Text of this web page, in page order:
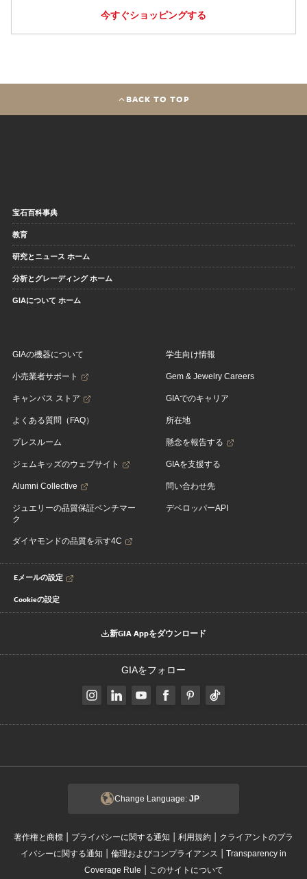
今すぐショッピングする
BACK TO TOP
宝石百科事典
教育
研究とニュース ホーム
分析とグレーディング ホーム
GIAについて ホーム
GIAの機器について
小売業者サポート
キャンパス ストア
よくある質問（FAQ）
プレスルーム
ジェムキッズのウェブサイト
Alumni Collective
ジュエリーの品質保証ベンチマー
ク
ダイヤモンドの品質を示す4C
学生向け情報
Gem & Jewelry Careers
GIAでのキャリア
所在地
懸念を報告する
GIAを支援する
問い合わせ先
デベロッパーAPI
Eメールの設定
Cookieの設定
新GIA Appをダウンロード
GIAをフォロー
Change Language: JP
著作権と商標 | プライバシーに関する通知 | 利用規約 | クライアントのプラ
イバシーに関する通知 | 倫理およびコンプライアンス | Transparency in
Coverage Rule | このサイトについて